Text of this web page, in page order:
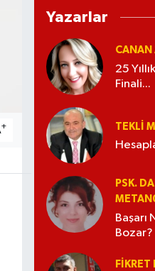
+
Yazarlar
CANAN
25
Finali...
TEKLI
PSK.
Başarı
Bozar?
FIKRET